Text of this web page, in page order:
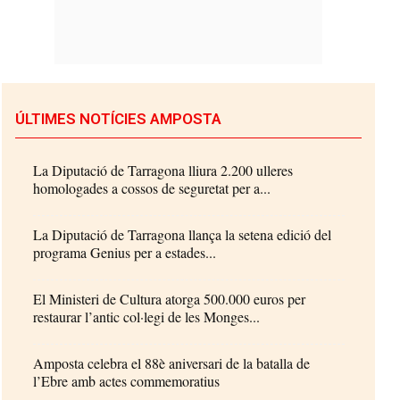
ÚLTIMES NOTÍCIES AMPOSTA
La Diputació de Tarragona lliura 2.200 ulleres
homologades a cossos de seguretat per a...
La Diputació de Tarragona llança la setena edició del
programa Genius per a estades...
El Ministeri de Cultura atorga 500.000 euros per
restaurar l’antic col·legi de les Monges...
Amposta celebra el 88è aniversari de la batalla de
l’Ebre amb actes commemoratius